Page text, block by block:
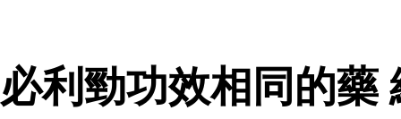
必利勁功效相同的藥